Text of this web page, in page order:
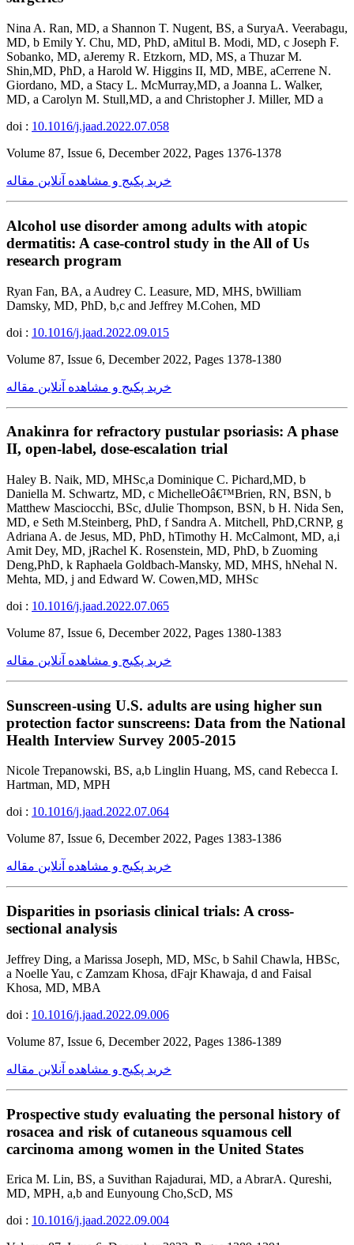
Nina A. Ran, MD, a Shannon T. Nugent, BS, a SuryaA. Veerabagu,
MD, b Emily Y. Chu, MD, PhD, aMitul B. Modi, MD, c Joseph F.
Sobanko, MD, aJeremy R. Etzkorn, MD, MS, a Thuzar M.
Shin,MD, PhD, a Harold W. Higgins II, MD, MBE, aCerrene N.
Giordano, MD, a Stacy L. McMurray,MD, a Joanna L. Walker,
MD, a Carolyn M. Stull,MD, a and Christopher J. Miller, MD a
doi : 10.1016/j.jaad.2022.07.058
Volume 87, Issue 6, December 2022, Pages 1376-1378
خرید پکیج و مشاهده آنلاین مقاله
Alcohol use disorder among adults with atopic
dermatitis: A case-control study in the All of Us
research program
Ryan Fan, BA, a Audrey C. Leasure, MD, MHS, bWilliam
Damsky, MD, PhD, b,c and Jeffrey M.Cohen, MD
doi : 10.1016/j.jaad.2022.09.015
Volume 87, Issue 6, December 2022, Pages 1378-1380
خرید پکیج و مشاهده آنلاین مقاله
Anakinra for refractory pustular psoriasis: A phase
II, open-label, dose-escalation trial
Haley B. Naik, MD, MHSc,a Dominique C. Pichard,MD, b
Daniella M. Schwartz, MD, c MichelleOâ€™Brien, RN, BSN, b
Matthew Masciocchi, BSc, dJulie Thompson, BSN, b H. Nida Sen,
MD, e Seth M.Steinberg, PhD, f Sandra A. Mitchell, PhD,CRNP, g
Adriana A. de Jesus, MD, PhD, hTimothy H. McCalmont, MD, a,i
Amit Dey, MD, jRachel K. Rosenstein, MD, PhD, b Zuoming
Deng,PhD, k Raphaela Goldbach-Mansky, MD, MHS, hNehal N.
Mehta, MD, j and Edward W. Cowen,MD, MHSc
doi : 10.1016/j.jaad.2022.07.065
Volume 87, Issue 6, December 2022, Pages 1380-1383
خرید پکیج و مشاهده آنلاین مقاله
Sunscreen-using U.S. adults are using higher sun
protection factor sunscreens: Data from the National
Health Interview Survey 2005-2015
Nicole Trepanowski, BS, a,b Linglin Huang, MS, cand Rebecca I.
Hartman, MD, MPH
doi : 10.1016/j.jaad.2022.07.064
Volume 87, Issue 6, December 2022, Pages 1383-1386
خرید پکیج و مشاهده آنلاین مقاله
Disparities in psoriasis clinical trials: A cross-
sectional analysis
Jeffrey Ding, a Marissa Joseph, MD, MSc, b Sahil Chawla, HBSc,
a Noelle Yau, c Zamzam Khosa, dFajr Khawaja, d and Faisal
Khosa, MD, MBA
doi : 10.1016/j.jaad.2022.09.006
Volume 87, Issue 6, December 2022, Pages 1386-1389
خرید پکیج و مشاهده آنلاین مقاله
Prospective study evaluating the personal history of
rosacea and risk of cutaneous squamous cell
carcinoma among women in the United States
Erica M. Lin, BS, a Suvithan Rajadurai, MD, a AbrarA. Qureshi,
MD, MPH, a,b and Eunyoung Cho,ScD, MS
doi : 10.1016/j.jaad.2022.09.004